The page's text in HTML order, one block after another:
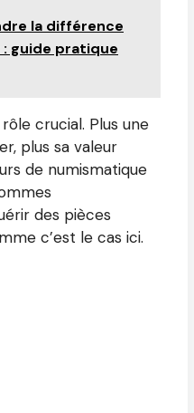
la différence
guide pratique
crucial. Plus une
plus sa valeur
de numismatique
des pièces
c’est le cas ici.